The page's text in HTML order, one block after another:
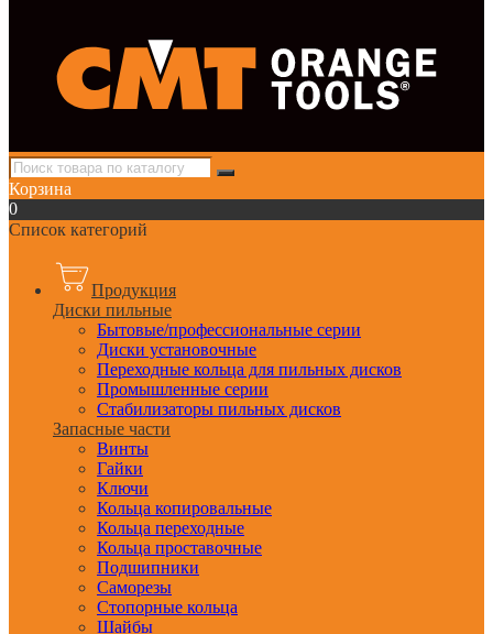
Корзина
0
Список категорий
Продукция
Диски пильные
Бытовые/профессиональные серии
Диски установочные
Переходные кольца для пильных дисков
Промышленные серии
Стабилизаторы пильных дисков
Запасные части
Винты
Гайки
Ключи
Кольца копировальные
Кольца переходные
Кольца проставочные
Подшипники
Саморезы
Стопорные кольца
Шайбы